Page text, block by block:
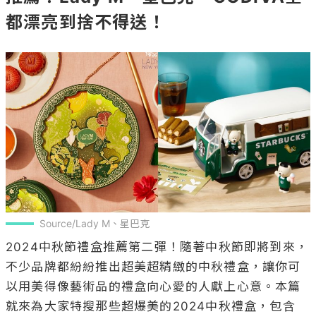
都漂亮到捨不得送！
Source/Lady M、星巴克
2024中秋節禮盒推薦第二彈！隨著中秋節即將到來，
不少品牌都紛紛推出超美超精緻的中秋禮盒，讓你可
以用美得像藝術品的禮盒向心愛的人獻上心意。本篇
就來為大家特搜那些超爆美的2024中秋禮盒，包含